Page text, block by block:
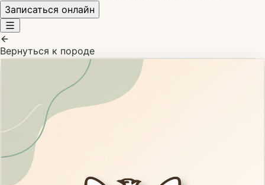
Записаться онлайн
Вернуться к породе